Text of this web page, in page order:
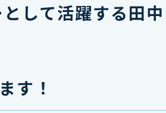
して活躍する田
す！